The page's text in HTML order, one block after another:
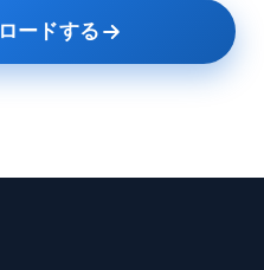
ードする